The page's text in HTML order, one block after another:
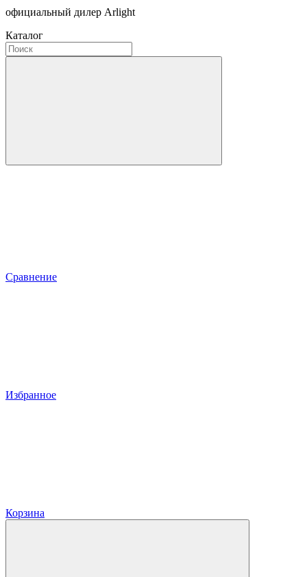
официальный дилер Arlight
Каталог
Сравнение
Избранное
Корзина